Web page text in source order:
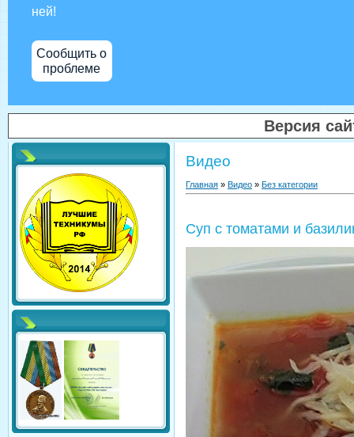
ней!
Сообщить о
проблеме
Версия
Видео
Главная » Видео » Без категории
Суп с томатами и